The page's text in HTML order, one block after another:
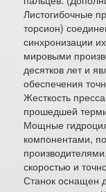
Листогибочные
торсион)
синхронизации
мировыми
десятков лет и
обеспечения
Жесткость
прошедшей
Мощные
компонентами,
скоростью и
Станок оснащен